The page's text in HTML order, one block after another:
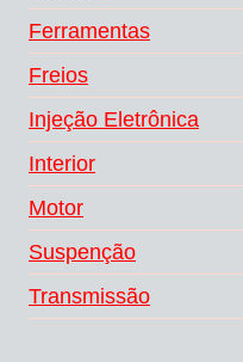
Ferramentas
Freios
Injeção Eletrônica
Interior
Motor
Suspenção
Transmissão